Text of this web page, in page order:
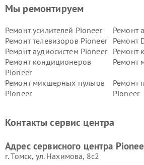
Мы ремонтируем
Ремонт усилителей Pioneer
Ремонт
Ремонт телевизоров Pioneer
Ремонт
Ремонт аудиосистем Pioneer
Ремонт
Ремонт кондиционеров
Pioneer
Ремонт
Ремонт микшерных пультов
Pioneer
Ремонт
Pioneer
Контакты сервис центра
Адрес сервисного центра
г. Томск, ул. Нахимова, 8с2